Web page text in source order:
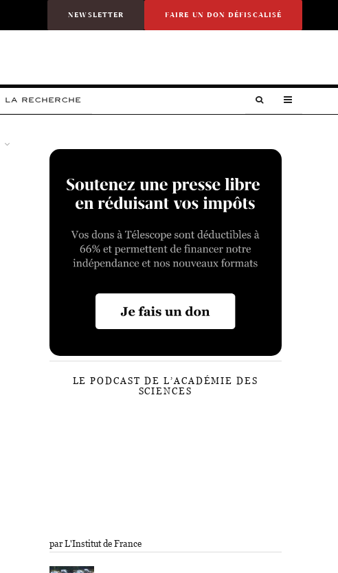
NEWSLETTER FAIRE UN DON DÉFISCALISÉ
LA RECHERCHE
LE PODCAST DE L’ACADÉMIE DES
SCIENCES
par L'Institut de France